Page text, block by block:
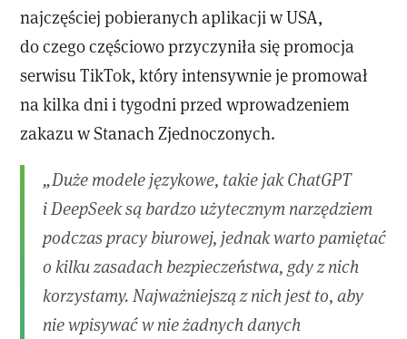
najczęściej pobieranych aplikacji w USA,
do czego częściowo przyczyniła się promocja
serwisu TikTok, który intensywnie je promował
na kilka dni i tygodni przed wprowadzeniem
zakazu w Stanach Zjednoczonych.
„Duże modele językowe, takie jak ChatGPT
i DeepSeek są bardzo użytecznym narzędziem
podczas pracy biurowej, jednak warto pamiętać
o kilku zasadach bezpieczeństwa, gdy z nich
korzystamy. Najważniejszą z nich jest to, aby
nie wpisywać w nie żadnych danych